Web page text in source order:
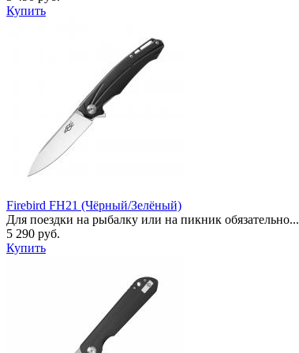
Купить
Firebird FH21 (Чёрный/Зелёный)
Для поездки на рыбалку или на пикник обязательно...
5 290 руб.
Купить